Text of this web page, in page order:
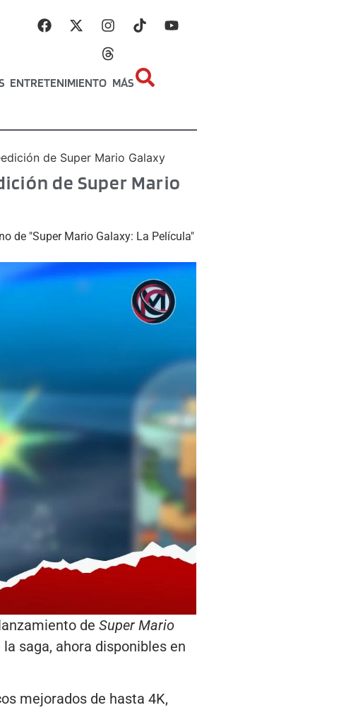
ENTRETENIMIENTO MÁS
de Super Mario Galaxy
de Super Mario
de "Super Mario Galaxy: La Película"
de Super Mario
saga, ahora disponibles en
mejorados de hasta 4K,